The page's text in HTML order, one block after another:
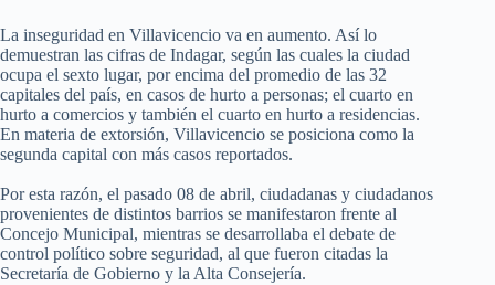
La inseguridad en Villavicencio va en aumento. Así lo
demuestran las cifras de Indagar, según las cuales la ciudad
ocupa el sexto lugar, por encima del promedio de las 32
capitales del país, en casos de hurto a personas; el cuarto en
hurto a comercios y también el cuarto en hurto a residencias.
En materia de extorsión, Villavicencio se posiciona como la
segunda capital con más casos reportados.
Por esta razón, el pasado 08 de abril, ciudadanas y ciudadanos
provenientes de distintos barrios se manifestaron frente al
Concejo Municipal, mientras se desarrollaba el debate de
control político sobre seguridad, al que fueron citadas la
Secretaría de Gobierno y la Alta Consejería.